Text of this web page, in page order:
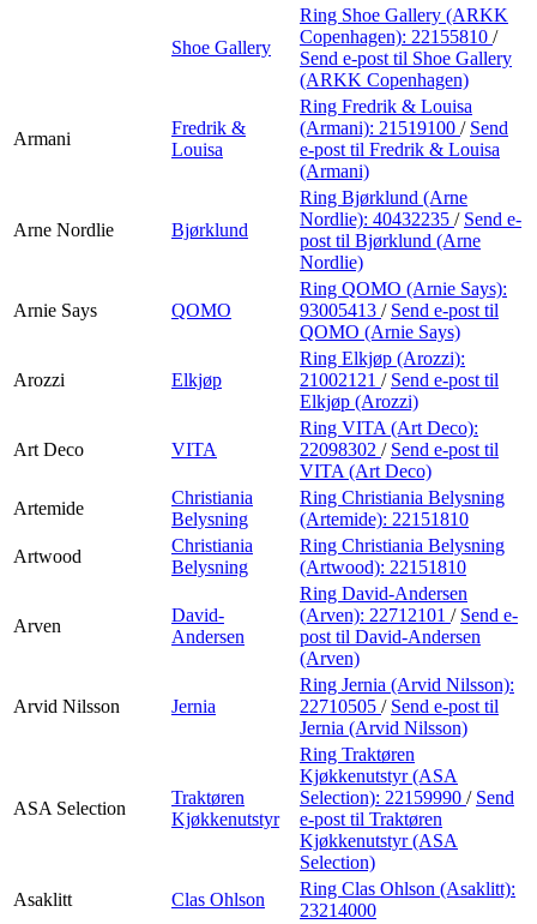
Shoe Gallery
Ring Shoe Gallery (ARKK
Copenhagen): 22155810 /
Send e-post til Shoe Gallery
(ARKK Copenhagen)
Armani
Fredrik &
Louisa
Ring Fredrik & Louisa
(Armani): 21519100 / Send
e-post til Fredrik & Louisa
(Armani)
Arne Nordlie Bjørklund
Ring Bjørklund (Arne
Nordlie): 40432235 / Send e-
post til Bjørklund (Arne
Nordlie)
Arnie Says QOMO
Ring QOMO (Arnie Says):
93005413 / Send e-post til
QOMO (Arnie Says)
Arozzi Elkjøp
Ring Elkjøp (Arozzi):
21002121 / Send e-post til
Elkjøp (Arozzi)
Art Deco VITA
Ring VITA (Art Deco):
22098302 / Send e-post til
VITA (Art Deco)
Artemide
Christiania
Belysning
Ring Christiania Belysning
(Artemide): 22151810
Artwood
Christiania
Belysning
Ring Christiania Belysning
(Artwood): 22151810
Arven
David-
Andersen
Ring David-Andersen
(Arven): 22712101 / Send e-
post til David-Andersen
(Arven)
Arvid Nilsson Jernia
Ring Jernia (Arvid Nilsson):
22710505 / Send e-post til
Jernia (Arvid Nilsson)
ASA Selection
Traktøren
Kjøkkenutstyr
Ring Traktøren
Kjøkkenutstyr (ASA
Selection): 22159990 / Send
e-post til Traktøren
Kjøkkenutstyr (ASA
Selection)
Asaklitt
Clas Ohlson
Ring Clas Ohlson (Asaklitt):
23214000